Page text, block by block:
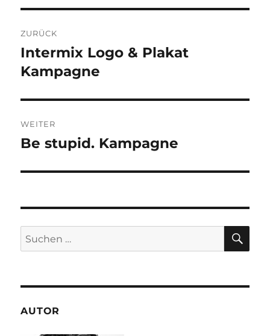
ZURÜCK
Vorheriger
Beitrag:
Intermix Logo & Plakat
Kampagne
WEITER
Nächster
Be stupid. Kampagne
Suchen
nach:
AUTOR